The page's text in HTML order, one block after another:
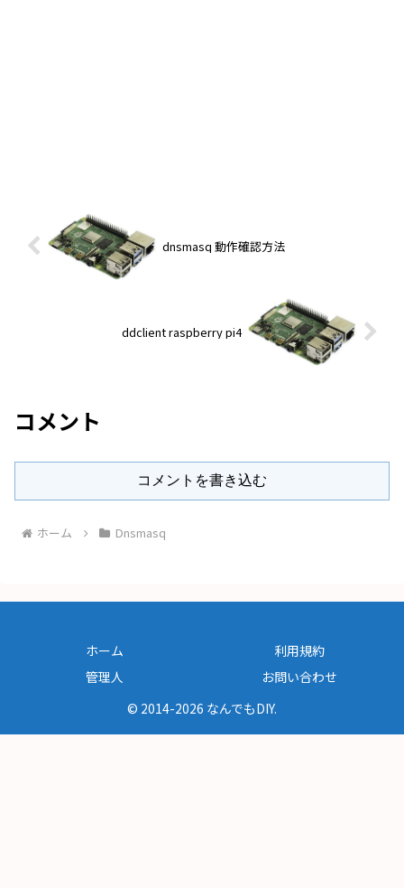
dnsmasq 動作確認方法
ddclient raspberry pi4
コメント
コメントを書き込む
ホーム Dnsmasq
ホーム
利用規約
管理人
お問い合わせ
© 2014-2026 なんでもDIY.